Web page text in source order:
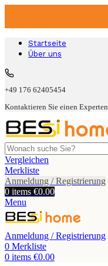
Startseite
Über uns
+49 176 62405454
Kontaktieren Sie einen Experten
Vergleichen
Merkliste
Anmeldung / Registrierung
0 items €0.00
Menu
Anmeldung / Registrierung
0 Merkliste
0 items €0.00